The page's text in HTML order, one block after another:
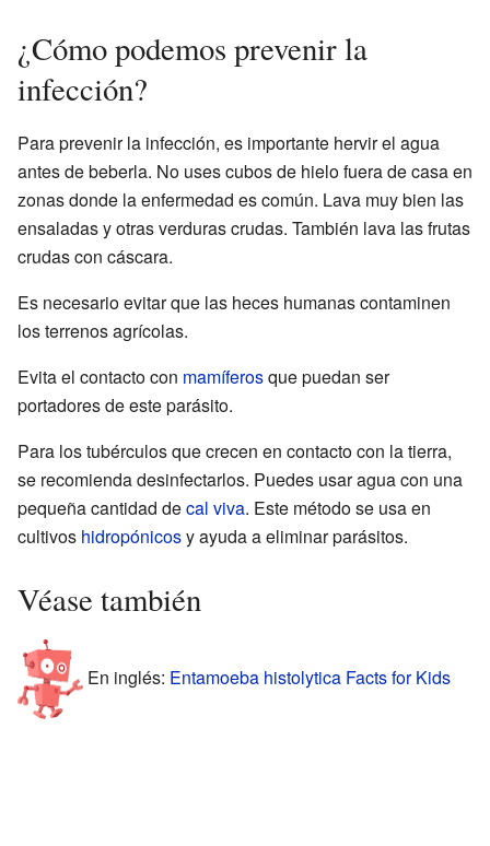
¿Cómo podemos prevenir la
infección?
Para prevenir la infección, es importante hervir el agua
antes de beberla. No uses cubos de hielo fuera de casa en
zonas donde la enfermedad es común. Lava muy bien las
ensaladas y otras verduras crudas. También lava las frutas
crudas con cáscara.
Es necesario evitar que las heces humanas contaminen
los terrenos agrícolas.
Evita el contacto con mamíferosque puedan ser
portadores de este parásito.
Para los tubérculos que crecen en contacto con la tierra,
se recomienda desinfectarlos. Puedes usar agua con una
pequeña cantidad decal viva. Este método se usa en
cultivos hidropónicosy ayuda a eliminar parásitos.
Véase también
En inglés: Entamoeba histolytica Facts for Kids